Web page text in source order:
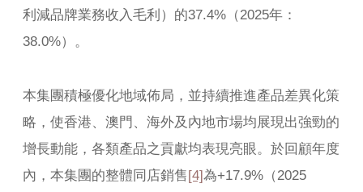
利減品牌業務收入毛利）的37.4%（2025年：
38.0%）。
本集團積極優化地域佈局，並持續推進產品差異化策
略，使香港、澳門、海外及內地市場均展現出強勁的
增長動能，各類產品之貢獻均表現亮眼。於回顧年度
內，本集團的整體同店銷售[4]為+17.9%（2025